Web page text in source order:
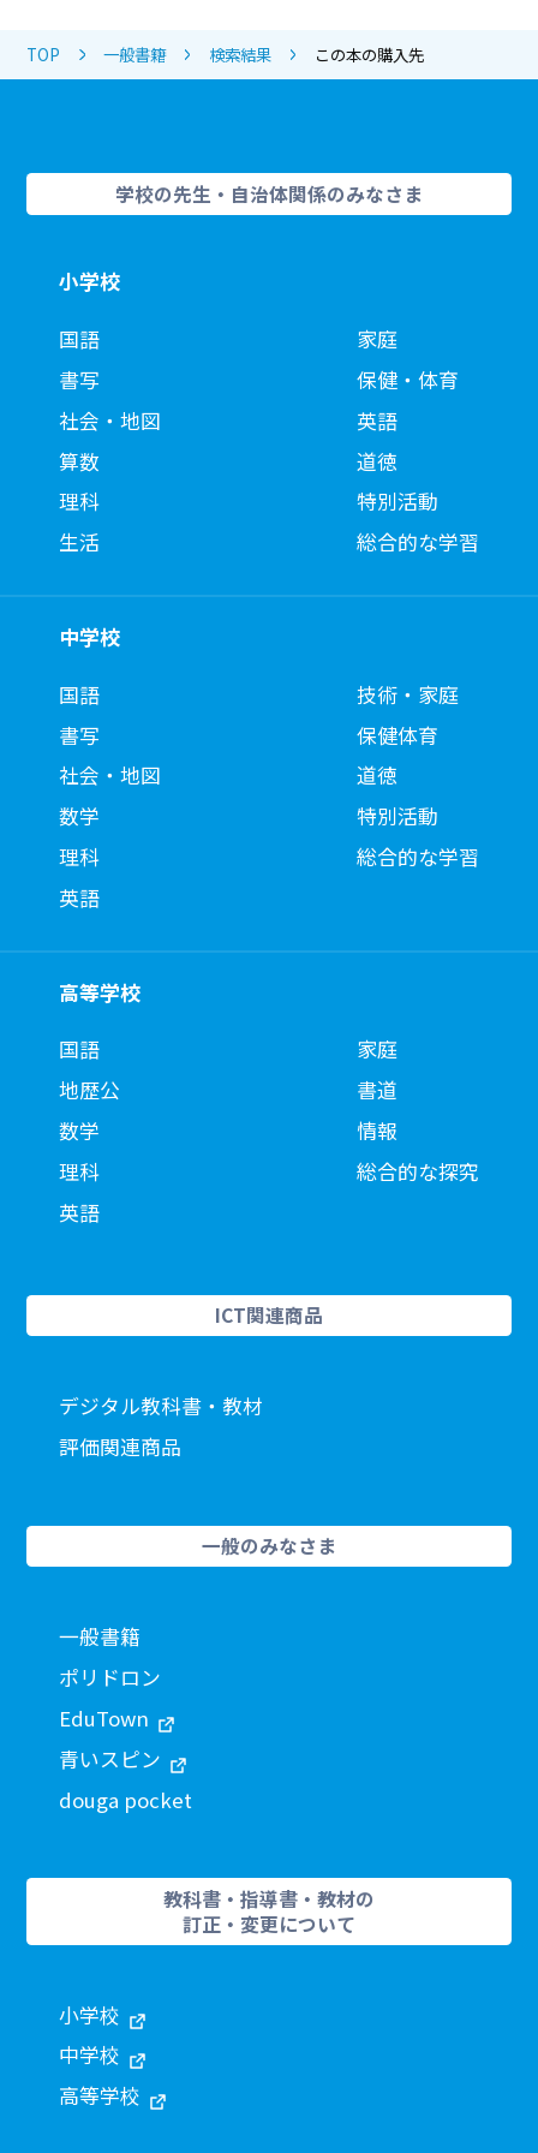
TOP 一般書籍 検索結果 この本の購入先
学校の先生・自治体関係のみなさま
小学校
国語
書写
社会・地図
算数
理科
生活
家庭
保健・体育
英語
道徳
特別活動
総合的な学習
中学校
国語
書写
社会・地図
数学
理科
英語
技術・家庭
保健体育
道徳
特別活動
総合的な学習
高等学校
国語
地歴公
数学
理科
英語
家庭
書道
情報
総合的な探究
ICT関連商品
デジタル教科書・教材
評価関連商品
一般のみなさま
一般書籍
ポリドロン
EduTown
青いスピン
douga pocket
教科書・指導書・教材の
訂正・変更について
小学校
中学校
高等学校